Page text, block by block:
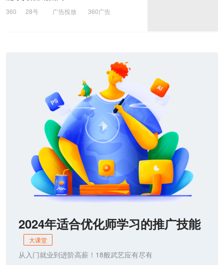
360 28号 广告投放 360广告
2024年适合优化师学习的推广技能
大课堂
从入门就业到进阶高薪！18般武艺应有尽有